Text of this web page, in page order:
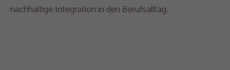
nachhaltige Integration in den Berufsalltag.